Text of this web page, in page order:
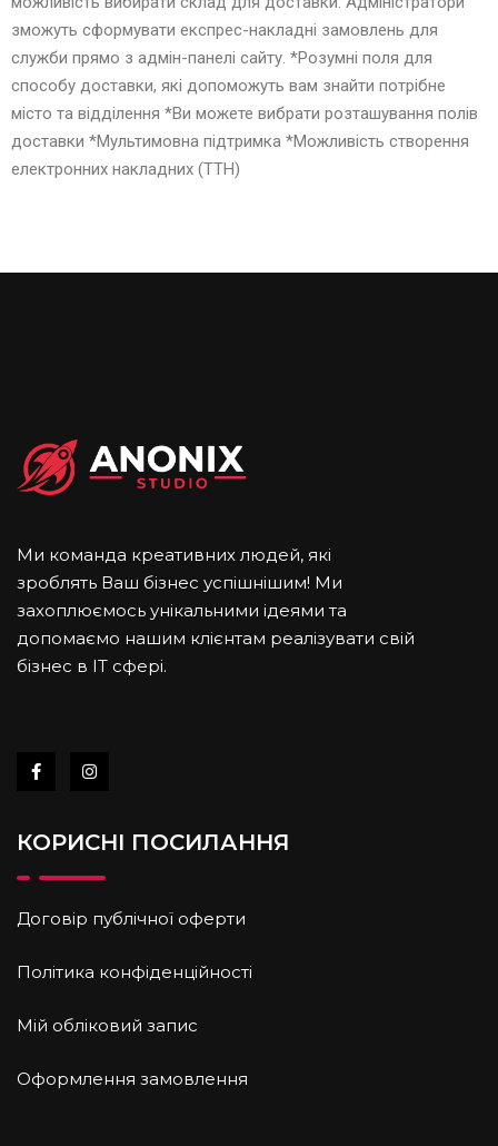
зможуть сформувати експрес-накладні замовлень для
служби прямо з адмін-панелі сайту. *Розумні поля для
способу доставки, які допоможуть вам знайти потрібне
місто та відділення *Ви можете вибрати розташування полів
доставки *Мультимовна підтримка *Можливість створення
електронних накладних (ТТН)
Ми команда креативних людей, які
зроблять Ваш бізнес успішнішим! Ми
захоплюємось унікальними ідеями та
допомаємо нашим клієнтам реалізувати свій
бізнес в IT cфері.
КОРИСНІ ПОСИЛАННЯ
Договір публічної оферти
Політика конфіденційності
Мій обліковий запис
Оформлення замовлення